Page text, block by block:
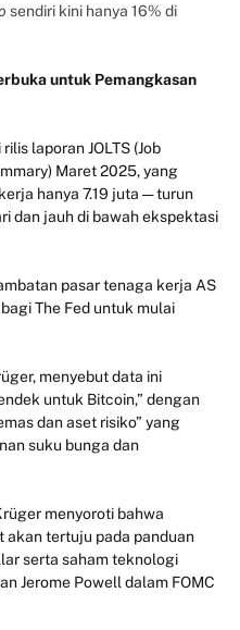
sendiri kini hanya 16% di
untuk Pemangkasan
laporan JOLTS (Job
Maret 2025, yang
hanya 7.19 juta — turun
dan jauh di bawah ekspektasi
pasar tenaga kerja AS
The Fed untuk mulai
menyebut data ini
untuk Bitcoin,” dengan
dan aset risiko” yang
suku bunga dan
menyoroti bahwa
akan tertuju pada panduan
serta saham teknologi
Jerome Powell dalam FOMC